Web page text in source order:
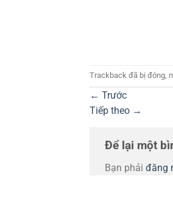
Trackback đã bị đóng,
← Trước
Tiếp theo →
Để lại một
Bạn phải đăng